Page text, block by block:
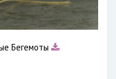
Бегемоты